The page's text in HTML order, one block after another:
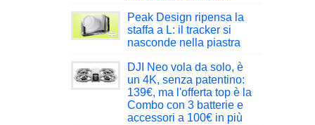
Peak Design ripensa la
staffa a L: il tracker si
nasconde nella piastra
DJI Neo vola da solo, è
un 4K, senza patentino:
139€, ma l'offerta top è la
Combo con 3 batterie e
accessori a 100€ in più